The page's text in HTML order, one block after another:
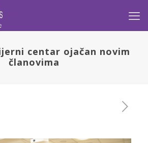
centar ojačan novim
članovima